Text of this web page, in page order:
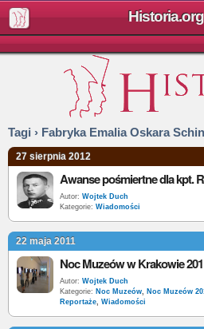
Tagi › Fabryka Emalia Oskara
27 sierpnia 2012
Autor: Wojtek Duch
Kategorie: Wiadomości
22 maja 2011
Noc Muzeów w Krakowie
Autor: Wojtek Duch
Kategorie: Noc Muzeów, Noc Muzeów
Reportaże, Wiadomości